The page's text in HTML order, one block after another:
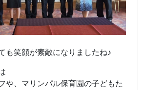
も笑顔が素敵になりましたね♪
や、マリンパル保育園の子どもた